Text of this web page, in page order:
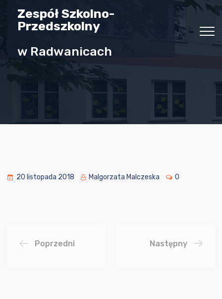
Zespół Szkolno-
Przedszkolny
w Radwanicach
20 listopada 2018 Malgorzata Malczeska 0
Poprzedni Następny